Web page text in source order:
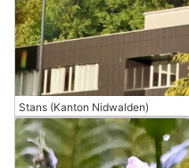
Stans (Kanton Nidwalden)